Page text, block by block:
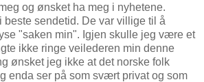
og ønsket ha meg i nyhetene.
beste sendetid. De var villige til å
"saken min". Igjen skulle jeg være et
ikke ringe veilederen min denne
ønsket jeg ikke at det norske folk
enda ser på som svært privat og som